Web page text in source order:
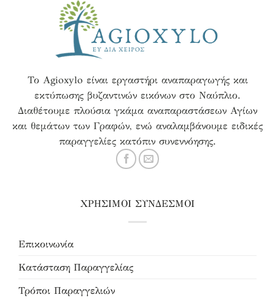
Το Agioxylo είναι εργαστήρι αναπαραγωγής και
εκτύπωσης βυζαντινών εικόνων στο Ναύπλιο.
Διαθέτουμε πλούσια γκάμα αναπαραστάσεων Αγίων
και θεμάτων των Γραφών, ενώ αναλαμβάνουμε ειδικές
παραγγελίες κατόπιν συνεννόησης.
ΧΡΗΣΙΜΟΙ ΣΥΝΔΕΣΜΟΙ
Επικοινωνία
Κατάσταση Παραγγελίας
Τρόποι Παραγγελιών